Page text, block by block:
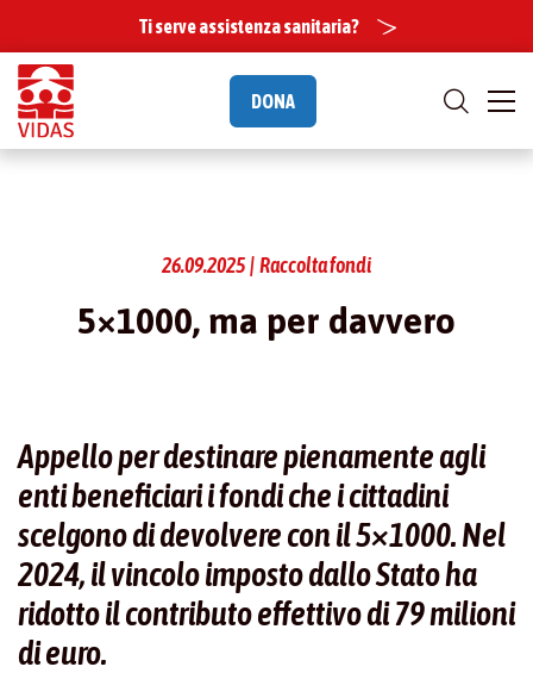
Ti serve assistenza sanitaria?
DONA
26.09.2025 | Raccolta fondi
5×1000, ma per davvero
Appello per destinare pienamente agli
enti beneficiari i fondi che i cittadini
scelgono di devolvere con il 5×1000. Nel
2024, il vincolo imposto dallo Stato ha
ridotto il contributo effettivo di 79 milioni
di euro.